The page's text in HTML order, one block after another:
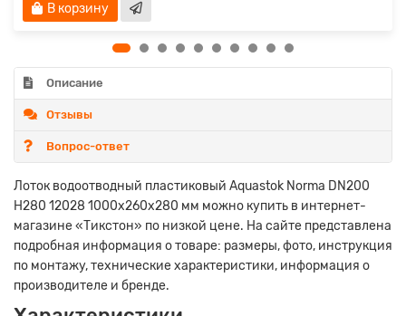
В корзину
Описание
Отзывы
Вопрос-ответ
Лоток водоотводный пластиковый Aquastok Norma DN200
H280 12028 1000х260х280 мм можно купить в интернет-
магазине «Тикстон» по низкой цене. На сайте представлена
подробная информация о товаре: размеры, фото, инструкция
по монтажу, технические характеристики, информация о
производителе и бренде.